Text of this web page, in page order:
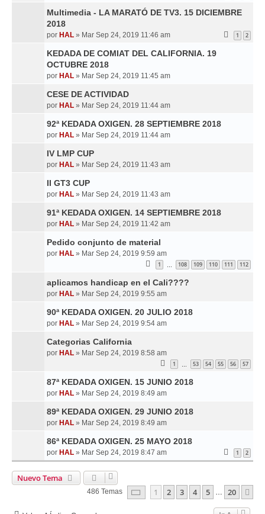
Multimedia - LA MARATÓ DE TV3. 15 DICIEMBRE
2018
por HAL » Mar Sep 24, 2019 11:46 am 1 2
KEDADA DE COMIAT DEL CALIFORNIA. 19
OCTUBRE 2018
por HAL » Mar Sep 24, 2019 11:45 am
CESE DE ACTIVIDAD
por HAL » Mar Sep 24, 2019 11:44 am
92ª KEDADA OXIGEN. 28 SEPTIEMBRE 2018
por HAL » Mar Sep 24, 2019 11:44 am
IV LMP CUP
por HAL » Mar Sep 24, 2019 11:43 am
II GT3 CUP
por HAL » Mar Sep 24, 2019 11:43 am
91ª KEDADA OXIGEN. 14 SEPTIEMBRE 2018
por HAL » Mar Sep 24, 2019 11:42 am
Pedido conjunto de material
por HAL » Mar Sep 24, 2019 9:59 am
1 … 108 109 110 111 112
aplicamos handicap en el Cali????
por HAL » Mar Sep 24, 2019 9:55 am
90ª KEDADA OXIGEN. 20 JULIO 2018
por HAL » Mar Sep 24, 2019 9:54 am
Categorias California
por HAL » Mar Sep 24, 2019 8:58 am
1 … 53 54 55 56 57
87ª KEDADA OXIGEN. 15 JUNIO 2018
por HAL » Mar Sep 24, 2019 8:49 am
89ª KEDADA OXIGEN. 29 JUNIO 2018
por HAL » Mar Sep 24, 2019 8:49 am
86ª KEDADA OXIGEN. 25 MAYO 2018
por HAL » Mar Sep 24, 2019 8:47 am 1 2
Nuevo Tema
486 Temas Página1 De 20
1 2 3 4 5 … 20